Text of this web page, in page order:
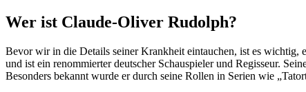
Wer ist Claude-Oliver Rudolph?
Bevor wir in die Details seiner Krankheit eintauchen, ist es
und ist ein renommierter deutscher Schauspieler und Regisseur.
Besonders bekannt wurde er durch seine Rollen in Serien wie